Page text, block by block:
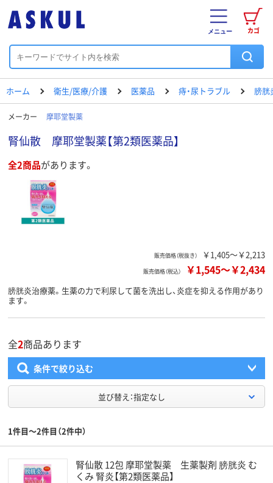
カゴ
メニュー
ホーム 衛生/医療/介護 医薬品 痔・尿トラブル 膀胱
メーカー 摩耶堂製薬
腎仙散 摩耶堂製薬【第2類医薬品】
全2商品があります。
販売価格（税抜き） ￥1,405～￥2,213
販売価格（税込） ￥1,545～￥2,434
膀胱炎治療薬。生薬の力で利尿して菌を洗出し、炎症を抑える作用があり
ます。
全2商品あります
条件で絞り込む
並び替え：指定なし
1件目～2件目（2件中）
腎仙散 12包 摩耶堂製薬 生薬製剤 膀胱炎 む
くみ 腎炎【第2類医薬品】